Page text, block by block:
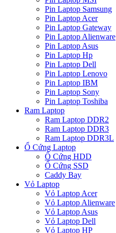
Pin Laptop Samsung
Pin Laptop Acer
Pin Laptop Gateway
Pin Laptop Alienware
Pin Laptop Asus
Pin Laptop Hp
Pin Laptop Dell
Pin Laptop Lenovo
Pin Laptop IBM
Pin Laptop Sony
Pin Laptop Toshiba
Ram Laptop
Ram Laptop DDR2
Ram Laptop DDR3
Ram Laptop DDR3L
Ổ Cứng Laptop
Ổ Cứng HDD
Ổ Cứng SSD
Caddy Bay
Vỏ Laptop
Vỏ Laptop Acer
Vỏ Laptop Alienware
Vỏ Laptop Asus
Vỏ Laptop Dell
Vỏ Laptop HP